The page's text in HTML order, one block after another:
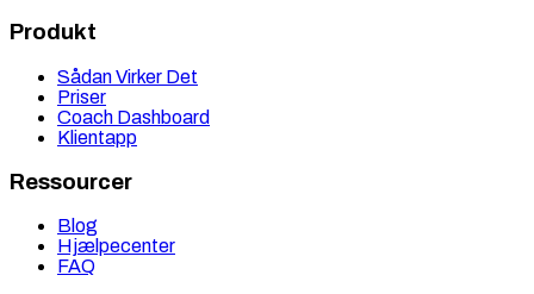
Produkt
Sådan Virker Det
Priser
Coach Dashboard
Klientapp
Ressourcer
Blog
Hjælpecenter
FAQ